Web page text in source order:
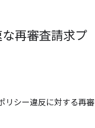
再審査請求プ
リシー違反に対する再審